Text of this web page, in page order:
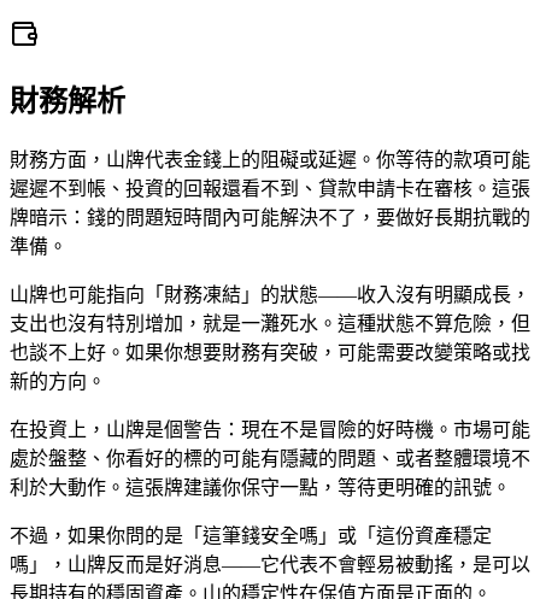
財務解析
財務方面，山牌代表金錢上的阻礙或延遲。你等待的款項可能
遲遲不到帳、投資的回報還看不到、貸款申請卡在審核。這張
牌暗示：錢的問題短時間內可能解決不了，要做好長期抗戰的
準備。
山牌也可能指向「財務凍結」的狀態——收入沒有明顯成長，
支出也沒有特別增加，就是一灘死水。這種狀態不算危險，但
也談不上好。如果你想要財務有突破，可能需要改變策略或找
新的方向。
在投資上，山牌是個警告：現在不是冒險的好時機。市場可能
處於盤整、你看好的標的可能有隱藏的問題、或者整體環境不
利於大動作。這張牌建議你保守一點，等待更明確的訊號。
不過，如果你問的是「這筆錢安全嗎」或「這份資產穩定
嗎」，山牌反而是好消息——它代表不會輕易被動搖，是可以
長期持有的穩固資產。山的穩定性在保值方面是正面的。